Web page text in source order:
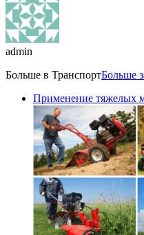
admin
Больше в ТранспортБольше
Применение тяжелых